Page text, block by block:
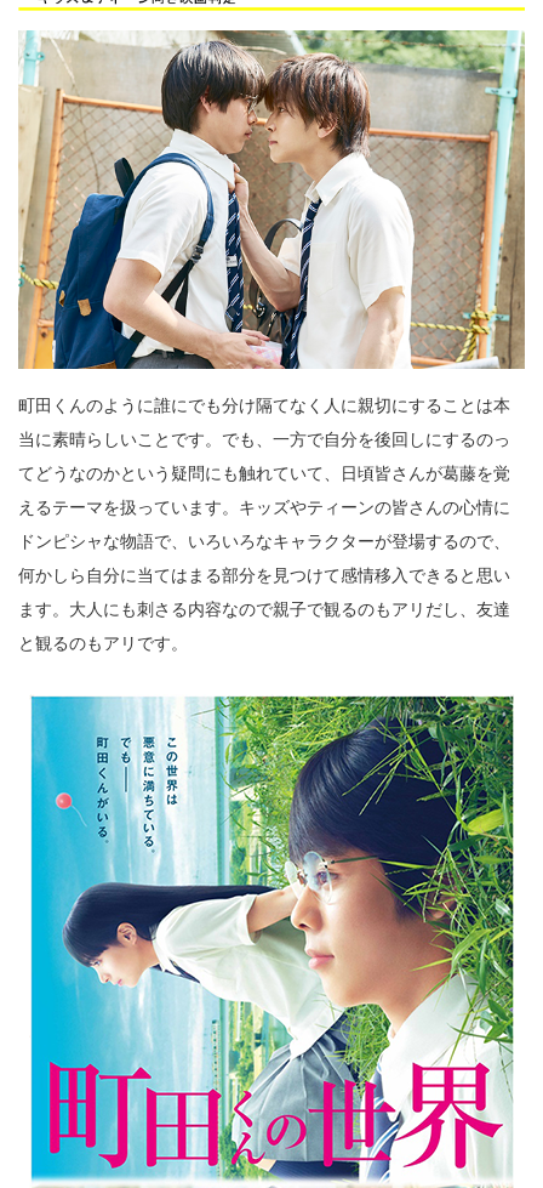
町田くんのように誰にでも分け隔てなく人に親切にすることは本
当に素晴らしいことです。でも、一方で自分を後回しにするのっ
てどうなのかという疑問にも触れていて、日頃皆さんが葛藤を覚
えるテーマを扱っています。キッズやティーンの皆さんの心情に
ドンピシャな物語で、いろいろなキャラクターが登場するので、
何かしら自分に当てはまる部分を見つけて感情移入できると思い
ます。大人にも刺さる内容なので親子で観るのもアリだし、友達
と観るのもアリです。